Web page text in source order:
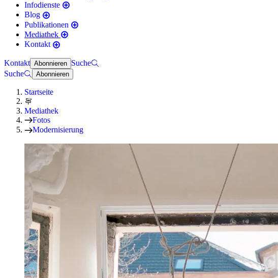
Infodienste
Blog
Publikationen
Mediathek
Kontakt
Kontakt Abonnieren Suche
Suche
Abonnieren
Startseite
Mediathek
Fotos
Modernisierung